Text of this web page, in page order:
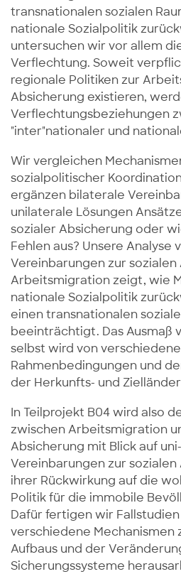
transnationalen sozialen
nationale Sozialpolitik
untersuchen wir vor allem
Verflechtung. Soweit
regionale Politiken zur
Absicherung existieren,
Verflechtungsbeziehungen
"inter"nationaler und
Wir vergleichen
sozialpolitischer
ergänzen bilaterale
unilaterale Lösungen
sozialer Absicherung oder
Fehlen aus? Unsere Analyse
Vereinbarungen zur
Arbeitsmigration zeigt, wie
nationale Sozialpolitik
einen transnationalen
beeinträchtigt. Das Ausmaß
selbst wird von
Rahmenbedingungen und
der Herkunfts- und
In Teilprojekt B04 wird also
zwischen Arbeitsmigration
Absicherung mit Blick auf
Vereinbarungen zur sozialen
ihrer Rückwirkung auf die
Politik für die immobile
Dafür fertigen wir
verschiedene Mechanismen
Aufbaus und der
Sicherungssysteme